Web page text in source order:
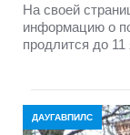
На своей
информацию о
продлится до 11
ДАУГАВПИЛС